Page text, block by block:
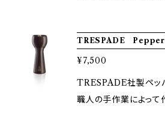
TRESPADE
¥7,500
TRESPADE社製ペッ
職人の手作業によって作ら